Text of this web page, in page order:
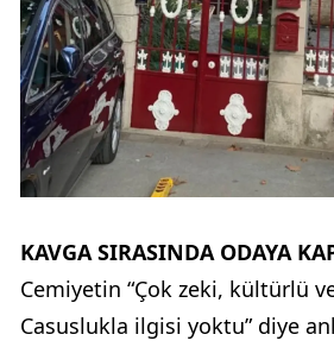
KAVGA SIRASINDA ODAYA
Cemiyetin “Çok zeki, kültürlü
Casuslukla ilgisi yoktu” diye